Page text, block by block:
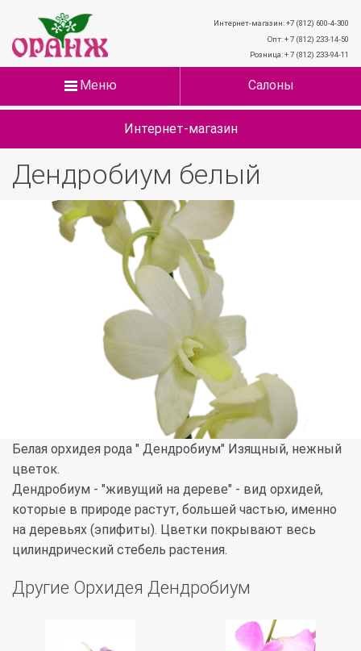
Интернет-магазин: +7 (812) 600-4-300
Опт: + 7 (812) 233-14-50
Розница: + 7 (812) 233-94-11
Меню Салоны
Интернет-магазин
Дендробиум белый
Белая орхидея рода " Дендробиум" Изящный, нежный
цветок.
Дендробиум - "живущий на дереве" - вид орхидей,
которые в природе растут, большей частью, именно
на деревьях (эпифиты). Цветки покрывают весь
цилиндрический стебель растения.
Другие Орхидея Дендробиум